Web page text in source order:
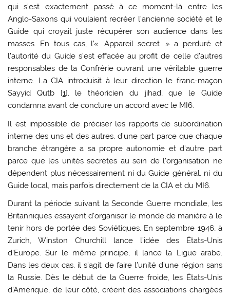
qui s’est exactement passé à ce moment-là entre les
Anglo-Saxons qui voulaient recréer l’ancienne société et le
Guide qui croyait juste récupérer son audience dans les
masses. En tous cas, l’« Appareil secret » a perduré et
l’autorité du Guide s’est effacée au profit de celle d’autres
responsables de la Confrérie ouvrant une véritable guerre
interne. La CIA introduisit à leur direction le franc-maçon
Sayyid Qutb [1], le théoricien du jihad, que le Guide
condamna avant de conclure un accord avec le MI6.
Il est impossible de préciser les rapports de subordination
interne des uns et des autres, d’une part parce que chaque
branche étrangère a sa propre autonomie et d’autre part
parce que les unités secrètes au sein de l’organisation ne
dépendent plus nécessairement ni du Guide général, ni du
Guide local, mais parfois directement de la CIA et du MI6.
Durant la période suivant la Seconde Guerre mondiale, les
Britanniques essayent d’organiser le monde de manière à le
tenir hors de portée des Soviétiques. En septembre 1946, à
Zurich, Winston Churchill lance l’idée des États-Unis
d’Europe. Sur le même principe, il lance la Ligue arabe.
Dans les deux cas, il s’agit de faire l’unité d’une région sans
la Russie. Dès le début de la Guerre froide, les États-Unis
d’Amérique, de leur côté, créent des associations chargées